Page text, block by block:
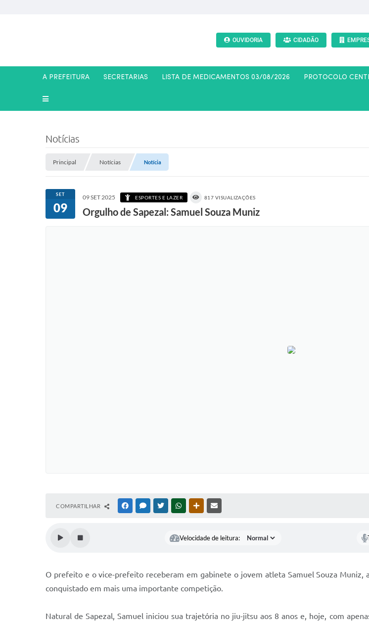
OUVIDORIA CIDADÃO
A PREFEITURA SECRETARIAS LISTA DE MEDICAMENTOS 03/08/2026 PROTOCOLO
Notícias
Principal Notícias Notícia
SET
09
09 SET 2025 ESPORTES E LAZER 817 VISUALIZAÇÕES
Orgulho de Sapezal: Samuel Souza Muniz
COMPARTILHAR FACEBOOKMESSENGER
TWITTERWHATSAPPOUTRAS MÍDIAS
Velocidade de leitura:
O prefeito e o vice-prefeito receberam em gabinete o jovem atleta Samuel Souza
conquistado em mais uma importante competição.
Natural de Sapezal, Samuel iniciou sua trajetória no jiu-jitsu aos 8 anos e, hoje, com